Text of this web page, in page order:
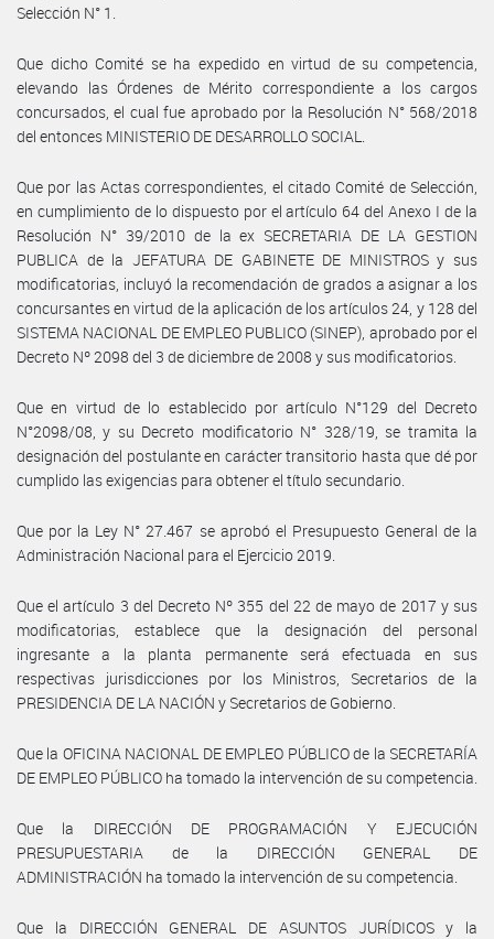
Selección N° 1.
Que dicho Comité se ha expedido en virtud de su competencia,
elevando las Órdenes de Mérito correspondiente a los cargos
concursados, el cual fue aprobado por la Resolución N° 568/2018
del entonces MINISTERIO DE DESARROLLO SOCIAL.
Que por las Actas correspondientes, el citado Comité de Selección,
en cumplimiento de lo dispuesto por el artículo 64 del Anexo I de la
Resolución N° 39/2010 de la ex SECRETARIA DE LA GESTION
PUBLICA de la JEFATURA DE GABINETE DE MINISTROS y sus
modificatorias, incluyó la recomendación de grados a asignar a los
concursantes en virtud de la aplicación de los artículos 24, y 128 del
SISTEMA NACIONAL DE EMPLEO PUBLICO (SINEP), aprobado por el
Decreto Nº 2098 del 3 de diciembre de 2008 y sus modificatorios.
Que en virtud de lo establecido por artículo N°129 del Decreto
N°2098/08, y su Decreto modificatorio N° 328/19, se tramita la
designación del postulante en carácter transitorio hasta que dé por
cumplido las exigencias para obtener el título secundario.
Que por la Ley N° 27.467 se aprobó el Presupuesto General de la
Administración Nacional para el Ejercicio 2019.
Que el artículo 3 del Decreto Nº 355 del 22 de mayo de 2017 y sus
modificatorias, establece que la designación del personal
ingresante a la planta permanente será efectuada en sus
respectivas jurisdicciones por los Ministros, Secretarios de la
PRESIDENCIA DE LA NACIÓN y Secretarios de Gobierno.
Que la OFICINA NACIONAL DE EMPLEO PÚBLICO de la SECRETARÍA
DE EMPLEO PÚBLICO ha tomado la intervención de su competencia.
Que la DIRECCIÓN DE PROGRAMACIÓN Y EJECUCIÓN
PRESUPUESTARIA de la DIRECCIÓN GENERAL DE
ADMINISTRACIÓN ha tomado la intervención de su competencia.
Que la DIRECCIÓN GENERAL DE ASUNTOS JURÍDICOS y la